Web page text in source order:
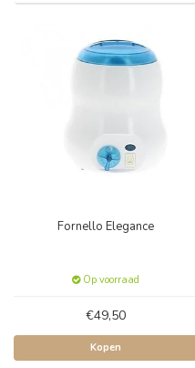
Fornello Elegance
Op voorraad
€49,50
Kopen